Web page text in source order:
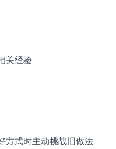
关经验
方式时主动挑战旧做法